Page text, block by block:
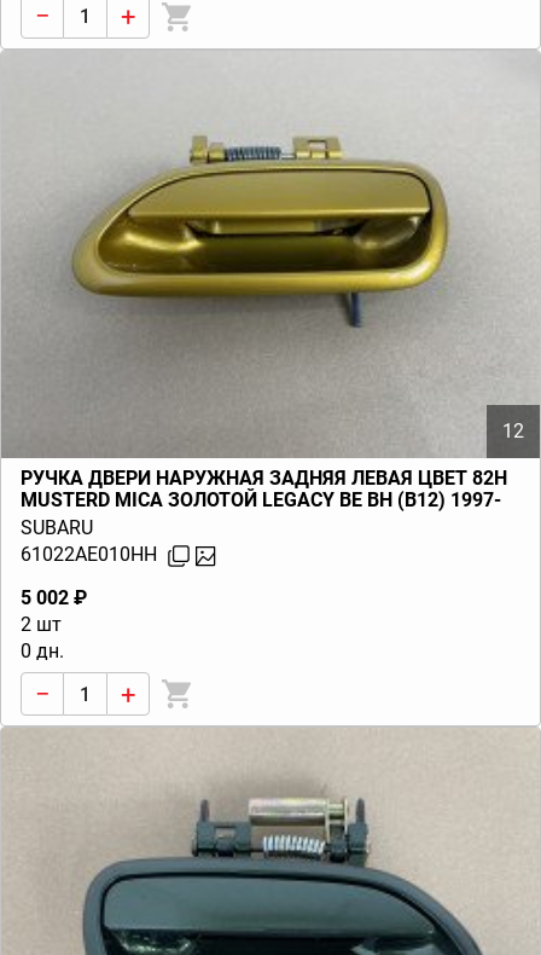
− +
12
РУЧКА ДВЕРИ НАРУЖНАЯ ЗАДНЯЯ ЛЕВАЯ ЦВЕТ 82H
MUSTERD MICA ЗОЛОТОЙ LEGACY BE BH (B12) 1997-
2000
SUBARU
61022AE010HH
5 002 ₽
2 шт
0 дн.
− +